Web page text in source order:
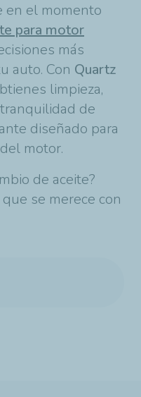
en el momento
para motor
más
auto. Con Quartz
limpieza,
de
diseñado para
motor.
de aceite?
se merece con